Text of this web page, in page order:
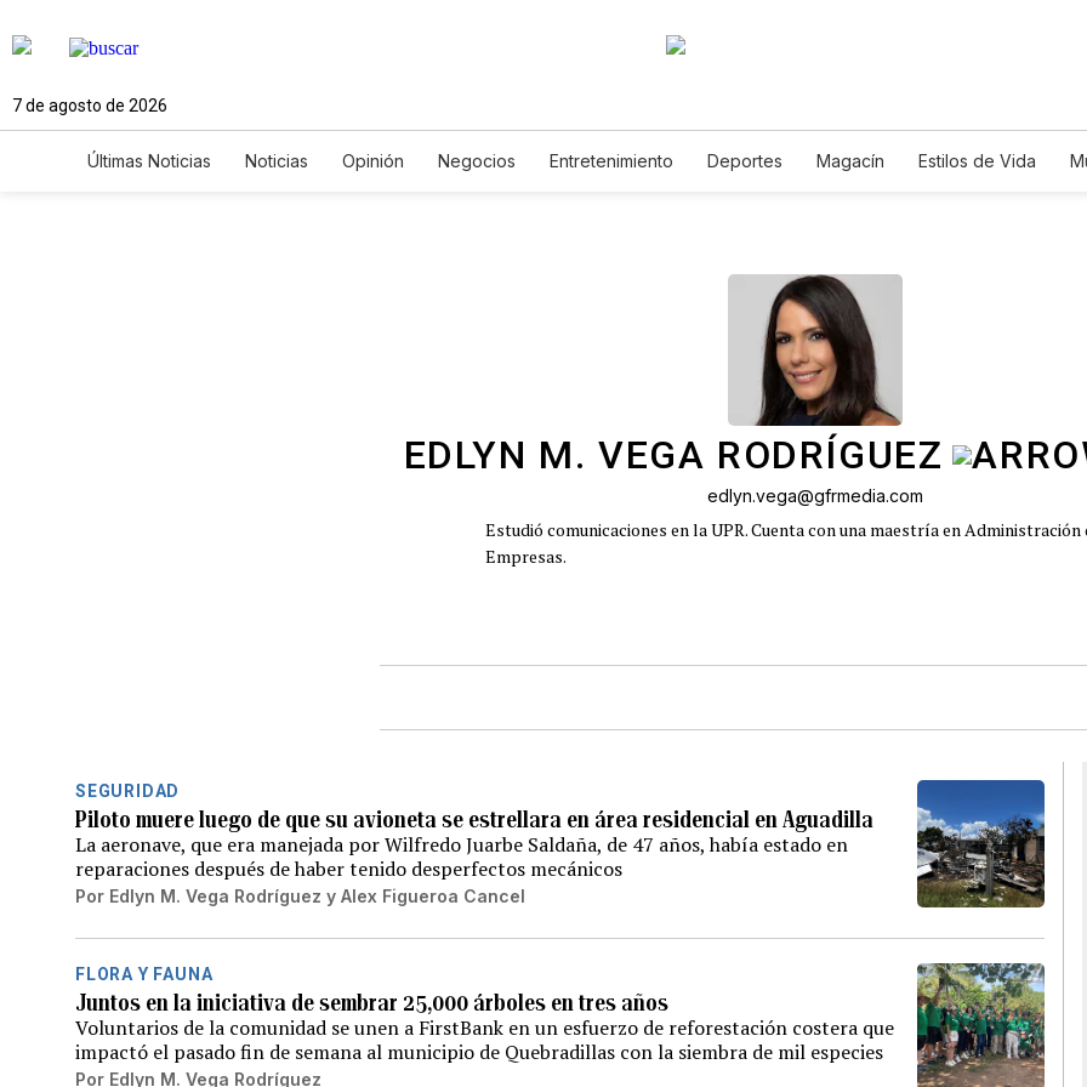
7 de agosto de 2026
Últimas Noticias Noticias Opinión Negocios Entretenimiento Deportes Magacín Estilos de Vida
EDLYN M. VEGA RODRÍGUEZ
edlyn.vega@gfrmedia.com
Estudió comunicaciones en la UPR. Cuenta con una maestría en Administración
Empresas.
SEGURIDAD
Piloto muere luego de que su avioneta se estrellara en área residencial en Aguadilla
La aeronave, que era manejada por Wilfredo Juarbe Saldaña, de 47 años, había estado en
reparaciones después de haber tenido desperfectos mecánicos
Por Edlyn M. Vega Rodríguez y Alex Figueroa Cancel
FLORA Y FAUNA
Juntos en la iniciativa de sembrar 25,000 árboles en tres años
Voluntarios de la comunidad se unen a FirstBank en un esfuerzo de reforestación costera que
impactó el pasado fin de semana al municipio de Quebradillas con la siembra de mil especies
Por Edlyn M. Vega Rodríguez